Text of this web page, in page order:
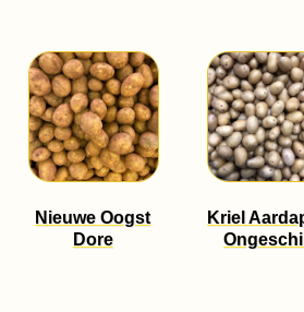
Nieuwe Oogst
Dore
Kriel